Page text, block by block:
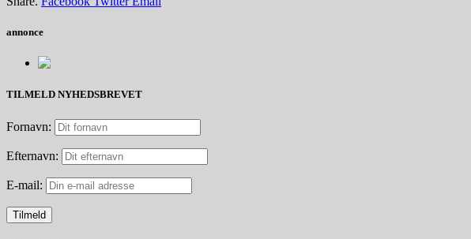
annonce
TILMELD NYHEDSBREVET
Fornavn:
Efternavn:
E-mail: